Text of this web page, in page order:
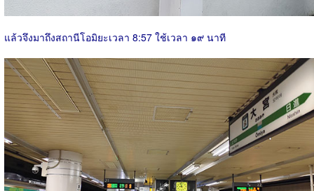
แล้วจึงมาถึงสถานีโอมิยะเวลา 8:57 ใช้เวลา ๑๙ นาที